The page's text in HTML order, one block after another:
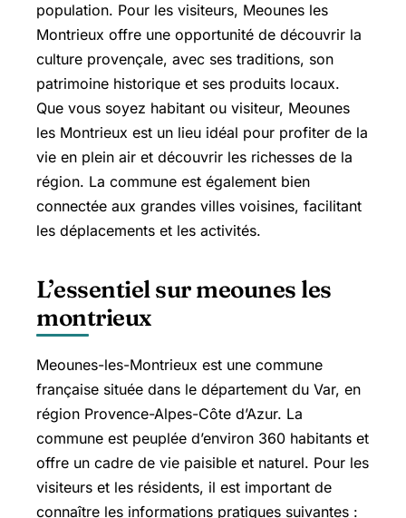
population. Pour les visiteurs, Meounes les
Montrieux offre une opportunité de découvrir la
culture provençale, avec ses traditions, son
patrimoine historique et ses produits locaux.
Que vous soyez habitant ou visiteur, Meounes
les Montrieux est un lieu idéal pour profiter de la
vie en plein air et découvrir les richesses de la
région. La commune est également bien
connectée aux grandes villes voisines, facilitant
les déplacements et les activités.
L’essentiel sur meounes les
montrieux
Meounes-les-Montrieux est une commune
française située dans le département du Var, en
région Provence-Alpes-Côte d’Azur. La
commune est peuplée d’environ 360 habitants et
offre un cadre de vie paisible et naturel. Pour les
visiteurs et les résidents, il est important de
connaître les informations pratiques suivantes :